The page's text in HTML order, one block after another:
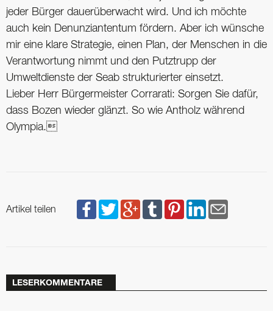
jeder Bürger dauerüberwacht wird. Und ich möchte
auch kein Denunziantentum fördern. Aber ich wünsche
mir eine klare Strategie, einen Plan, der Menschen in die
Verantwortung nimmt und den Putztrupp der
Umweltdienste der Seab strukturierter einsetzt.
Lieber Herr Bürgermeister Corrarati: Sorgen Sie dafür,
dass Bozen wieder glänzt. So wie Antholz während
Olympia.
Artikel teilen
LESERKOMMENTARE